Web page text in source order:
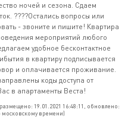
ночей и сезона. Сдаем
????Остались вопросы или
- звоните и пишите! Квартира
мероприятий любого
удобное бесконтактное
в квартиру подписывается
и оплачивается проживание.
коды доступа от
в апартаменты Веста!
19.01.2021 16:48:11, обновлено:
московскому времени)